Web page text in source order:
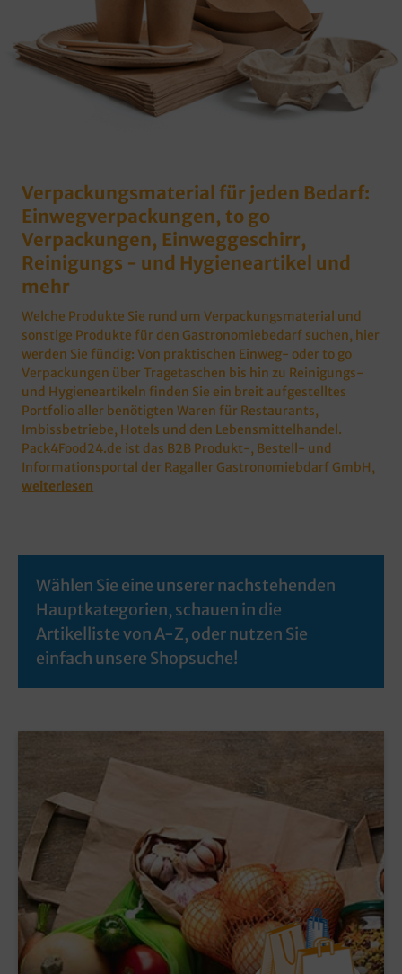
Verpackungsmaterial für jeden Bedarf:
Einwegverpackungen, to go
Verpackungen, Einweggeschirr,
Reinigungs - und Hygieneartikel und
mehr
Welche Produkte Sie rund um Verpackungsmaterial und
sonstige Produkte für den Gastronomiebedarf suchen, hier
werden Sie fündig: Von praktischen Einweg- oder to go
Verpackungen über Tragetaschen bis hin zu Reinigungs-
und Hygieneartikeln finden Sie ein breit aufgestelltes
Portfolio aller benötigten Waren für Restaurants,
Imbissbetriebe, Hotels und den Lebensmittelhandel.
Pack4Food24.de ist das B2B Produkt-, Bestell- und
Informationsportal der Ragaller Gastronomiebdarf GmbH,
weiterlesen
Wählen Sie eine unserer nachstehenden
Hauptkategorien, schauen in die
Artikelliste von A-Z, oder nutzen Sie
einfach unsere Shopsuche!